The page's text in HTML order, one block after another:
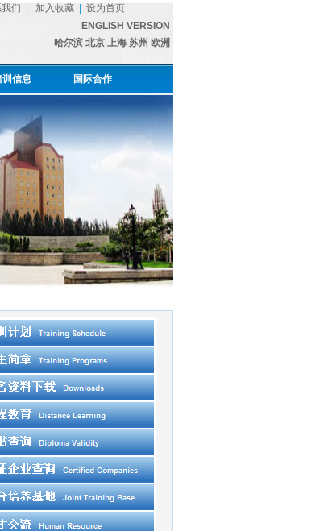
们 加入收藏| 设为首页
ENGLISH VERSION
哈尔滨 北京 上海 苏州 欧洲
训信息 国际合作